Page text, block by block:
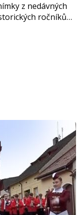
z nedávných
ročníků…